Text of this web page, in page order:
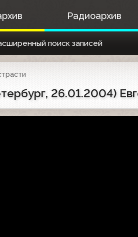
Радиоархив
поиск записей
26.01.2004)